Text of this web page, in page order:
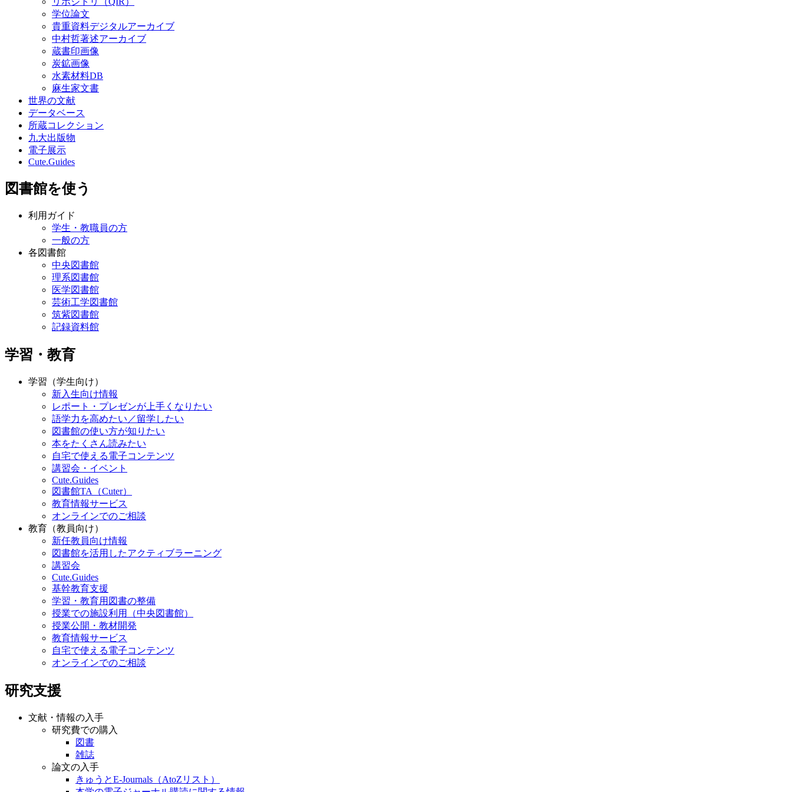
学位論文
貴重資料デジタルアーカイブ
中村哲著述アーカイブ
蔵書印画像
炭鉱画像
水素材料DB
麻生家文書
世界の文献
データベース
所蔵コレクション
九大出版物
電子展示
Cute.Guides
図書館を使う
利用ガイド
学生・教職員の方
一般の方
各図書館
中央図書館
理系図書館
医学図書館
芸術工学図書館
筑紫図書館
記録資料館
学習・教育
学習（学生向け）
新入生向け情報
レポート・プレゼンが上手くなりたい
語学力を高めたい／留学したい
図書館の使い方が知りたい
本をたくさん読みたい
自宅で使える電子コンテンツ
講習会・イベント
Cute.Guides
図書館TA（Cuter）
教育情報サービス
オンラインでのご相談
教育（教員向け）
新任教員向け情報
図書館を活用したアクティブラーニング
講習会
Cute.Guides
基幹教育支援
学習・教育用図書の整備
授業での施設利用（中央図書館）
授業公開・教材開発
教育情報サービス
自宅で使える電子コンテンツ
オンラインでのご相談
研究支援
文献・情報の入手
研究費での購入
図書
雑誌
論文の入手
きゅうとE-Journals（AtoZリスト）